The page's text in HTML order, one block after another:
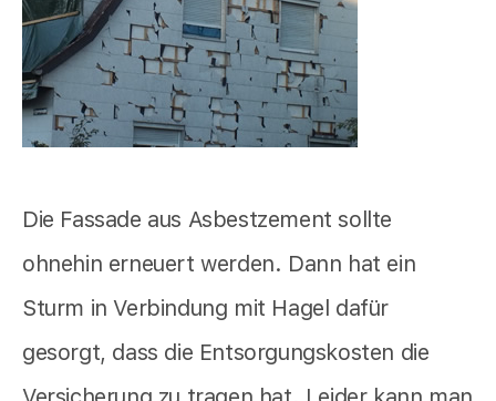
Die Fassade aus Asbestzement sollte
ohnehin erneuert werden. Dann hat ein
Sturm in Verbindung mit Hagel dafür
gesorgt, dass die Entsorgungskosten die